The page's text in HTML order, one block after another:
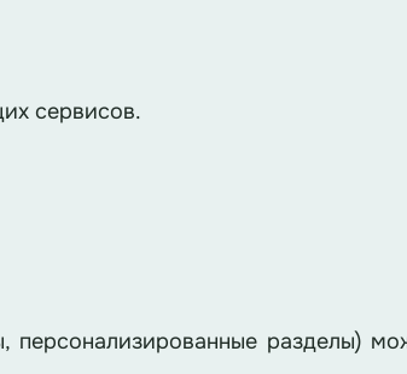
сервисов.
разделы)